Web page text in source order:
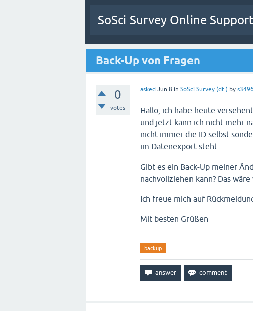
SoSci Survey Online Support
Back-Up von Fragen
0
votes
asked Jun 8 in SoSci Survey (dt.) by
Hallo, ich habe heute
und jetzt kann ich nicht mehr
nicht immer die ID selbst
im Datenexport steht.
Gibt es ein Back-Up meiner
nachvollziehen kann? Das
Ich freue mich auf
Mit besten Grüßen
backup